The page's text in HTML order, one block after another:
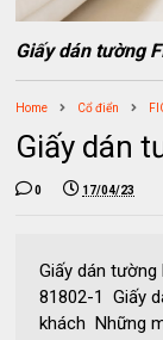
Giấy dán tường
Home Cổ điển
Giấy dán
0 17/04/23
Giấy dán tường
81802-1 Giấy
khách Những